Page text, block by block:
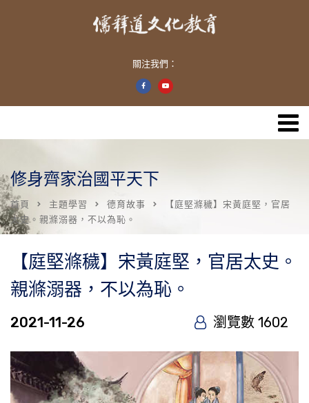
關注我們：
修身齊家治國平天下
首頁 主題學習 德育故事
【庭堅滌穢】宋黃庭堅，官居
太史。親滌溺器，不以為恥。
【庭堅滌穢】宋黃庭堅，官居太史。
親滌溺器，不以為恥。
2021-11-26 瀏覽數 1602